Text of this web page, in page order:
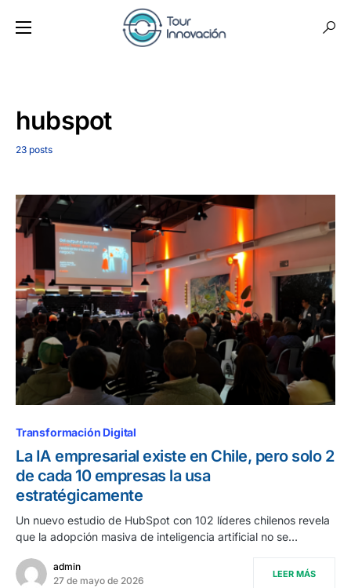
hubspot
23 posts
Transformación Digital
La IA empresarial existe en Chile, pero solo 2
de cada 10 empresas la usa
estratégicamente
Un nuevo estudio de HubSpot con 102 líderes chilenos revela
que la adopción masiva de inteligencia artificial no se…
admin
27 de mayo de 2026
LEER MÁS